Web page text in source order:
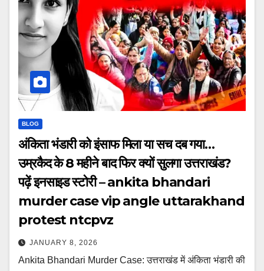
BLOG
अंकिता भंडारी को इंसाफ मिला या सच दब गया…
उम्रकैद के 8 महीने बाद फिर क्यों सुलगा उत्तराखंड?
पढ़ें इनसाइड स्टोरी – ankita bhandari
murder case vip angle uttarakhand
protest ntcpvz
JANUARY 8, 2026
Ankita Bhandari Murder Case: उत्तराखंड में अंकिता भंडारी की